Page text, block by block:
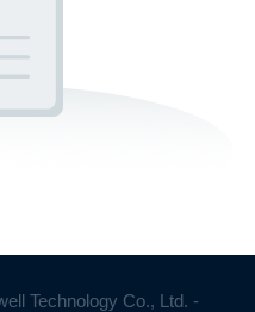
Technology Co., Ltd. -